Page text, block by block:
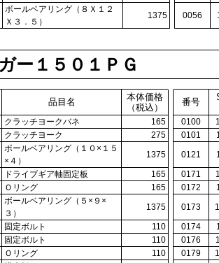
ボールベアリング（８Ｘ１２
Ｘ３．５）
1375 0056
ー１５０１ＰＧ
品目名
本体価格
（税込）
番号
クラッチヨークバネ 165 0100
クラッチヨーク 275 0101
ボールベアリング（１０×１５
×４）
1375 0121
ドライブギア軸固定板 165 0171
Ｏリング 165 0172
ボールベアリング（５×９×
３）
1375 0173
固定ボルト 110 0174
固定ボルト 110 0176
Ｏリング 110 0179